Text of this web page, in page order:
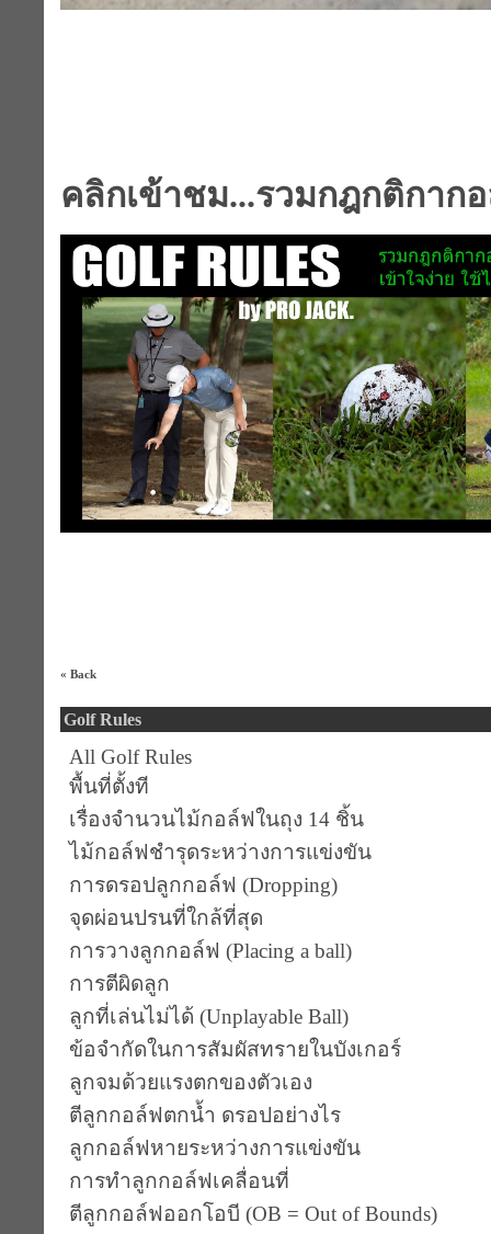
คลิกเข้าชม...รวมกฎกติกาก
« Back
Golf Rules
All Golf Rules
พื้นที่ตั้งที
เรื่องจำนวนไม้กอล์ฟในถุง 14 ชิ้น
ไม้กอล์ฟชำรุดระหว่างการแข่งขัน
การดรอปลูกกอล์ฟ (Dropping)
จุดผ่อนปรนที่ใกล้ที่สุด
การวางลูกกอล์ฟ (Placing a ball)
การตีผิดลูก
ลูกที่เล่นไม่ได้ (Unplayable Ball)
ข้อจำกัดในการสัมผัสทรายในบังเกอร์
ลูกจมด้วยแรงตกของตัวเอง
ตีลูกกอล์ฟตกน้ำ ดรอปอย่างไร
ลูกกอล์ฟหายระหว่างการแข่งขัน
การทำลูกกอล์ฟเคลื่อนที่
ตีลูกกอล์ฟออกโอบี (OB = Out of Bounds)